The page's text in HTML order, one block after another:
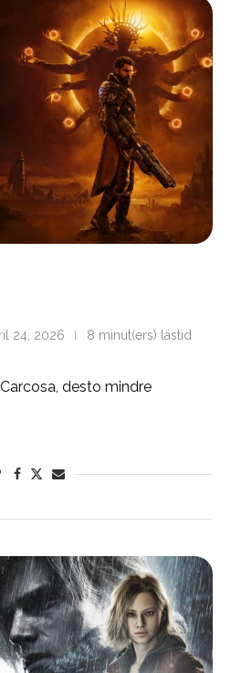
24, 2026 8 minut(ers) lästid
desto mindre